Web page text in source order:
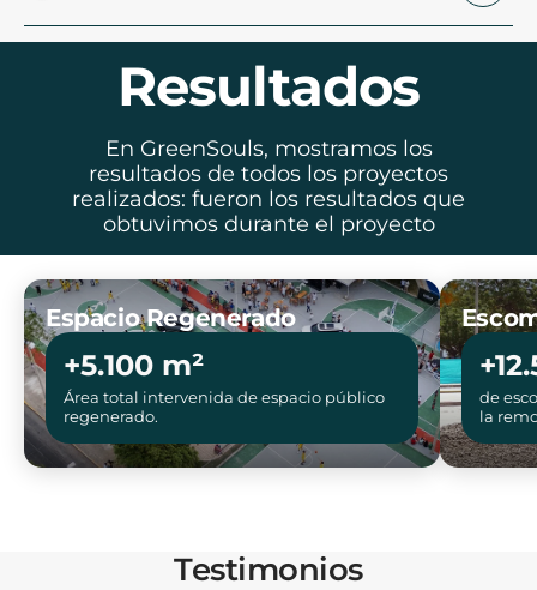
Resultados
En GreenSouls, mostramos los
resultados de todos los proyectos
realizados: fueron los resultados que
obtuvimos durante el proyecto
Espacio Regenerado
+5.100 m²
Área total intervenida de espacio público
regenerado.
de
la
Testimonios